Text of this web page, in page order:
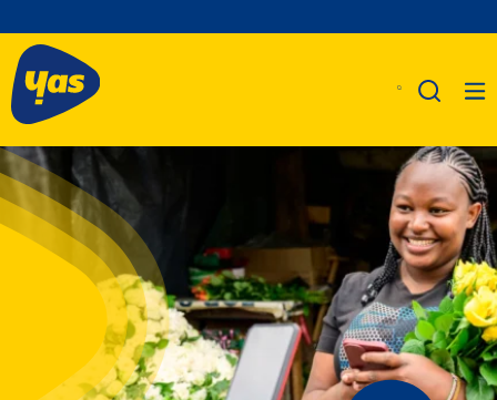
A Propos De Nous
Produits
Business
Assistance